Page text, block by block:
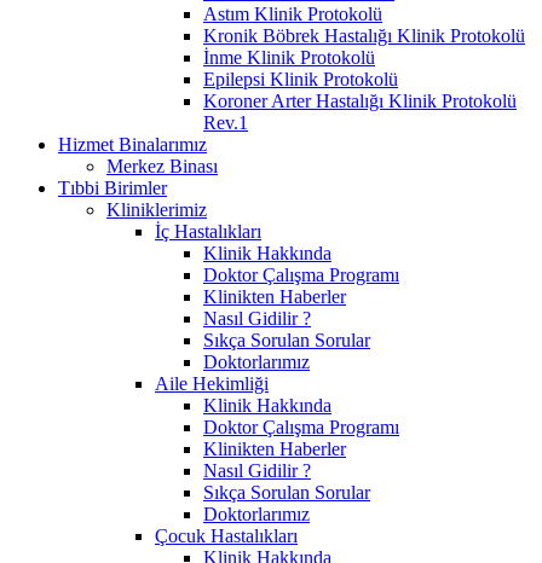
Astım Klinik Protokolü
Kronik Böbrek Hastalığı Klinik Protokolü
İnme Klinik Protokolü
Epilepsi Klinik Protokolü
Koroner Arter Hastalığı Klinik Protokolü
Rev.1
Hizmet Binalarımız
Merkez Binası
Tıbbi Birimler
Kliniklerimiz
İç Hastalıkları
Klinik Hakkında
Doktor Çalışma Programı
Klinikten Haberler
Nasıl Gidilir ?
Sıkça Sorulan Sorular
Doktorlarımız
Aile Hekimliği
Klinik Hakkında
Doktor Çalışma Programı
Klinikten Haberler
Nasıl Gidilir ?
Sıkça Sorulan Sorular
Doktorlarımız
Çocuk Hastalıkları
Klinik Hakkında